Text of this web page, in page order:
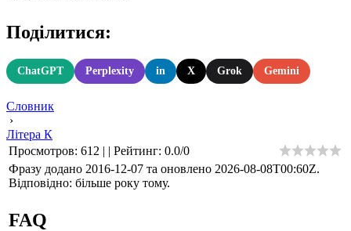
Поділитися:
ChatGPT Perplexity in X Grok Gemini
Словник
›
Літера К
Просмотров: 612 | | Рейтинг: 0.0/0
Фразу додано 2016-12-07 та оновлено 2026-08-08T00:60Z.
Відповідно: більше року тому.
FAQ